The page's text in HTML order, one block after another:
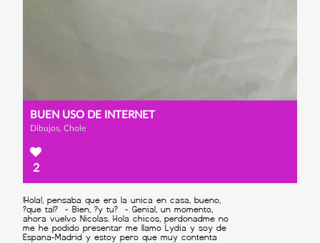
BUEN USO DE INTERNET
Dibujos, Chole
2